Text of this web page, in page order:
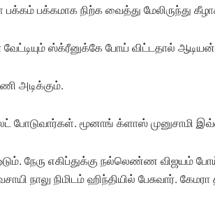
பக்கம் பக்கமாக நிற்க வைத்து மேலிருந்து
வேட்டியும் ஸ்க்ரீனுக்கே போய் விட்டதால்
அடிக்கும்.
போடுவார்கள். மூனாங் க்ளாஸ் முனுசாமி
நேரு எகிப்துக்கு நல்லெண்ண விஜயம்
நாலு நிமிடம் ஹிந்தியில் பேசுவார்.